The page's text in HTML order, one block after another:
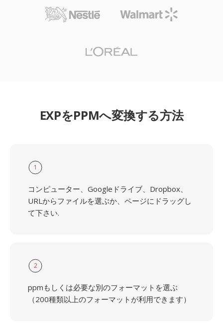
EXPをPPMへ変換する方法
1
コンピューター、Googleドライブ、Dropbox、
URLからファイルを選ぶか、ページにドラッグし
て下さい.
2
ppmもしくは必要な別のフォーマットを選ぶ
（200種類以上のフォーマットが利用できます）